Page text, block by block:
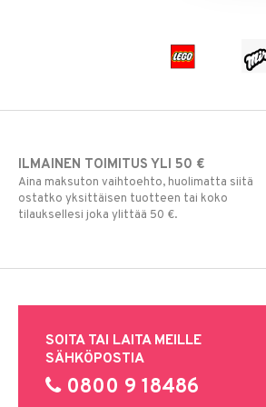
ILMAINEN TOIMITUS YLI 50 €
Aina maksuton vaihtoehto, huolimatta siitä
ostatko yksittäisen tuotteen tai koko
tilauksellesi joka ylittää 50 €.
SOITA TAI LAITA MEILLE
SÄHKÖPOSTIA
0800 9 18486